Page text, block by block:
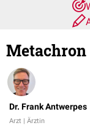
Metachron
Dr. Frank Antwerpes
Arzt | Ärztin